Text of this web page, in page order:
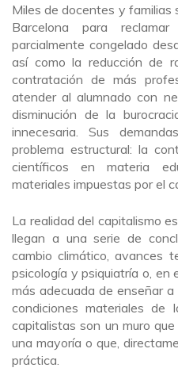
Miles de docentes y familias
Barcelona para
parcialmente congelado
así como la reducción de
contratación de más
atender al alumnado con
disminución de la
innecesaria. Sus
problema estructural: la
científicos en materia
materiales impuestas por el
La realidad del capitalismo
llegan a una serie de
cambio climático, avances
psicología y psiquiatría o, en
más adecuada de enseñar a
condiciones materiales de
capitalistas son un muro
una mayoría o que,
práctica.